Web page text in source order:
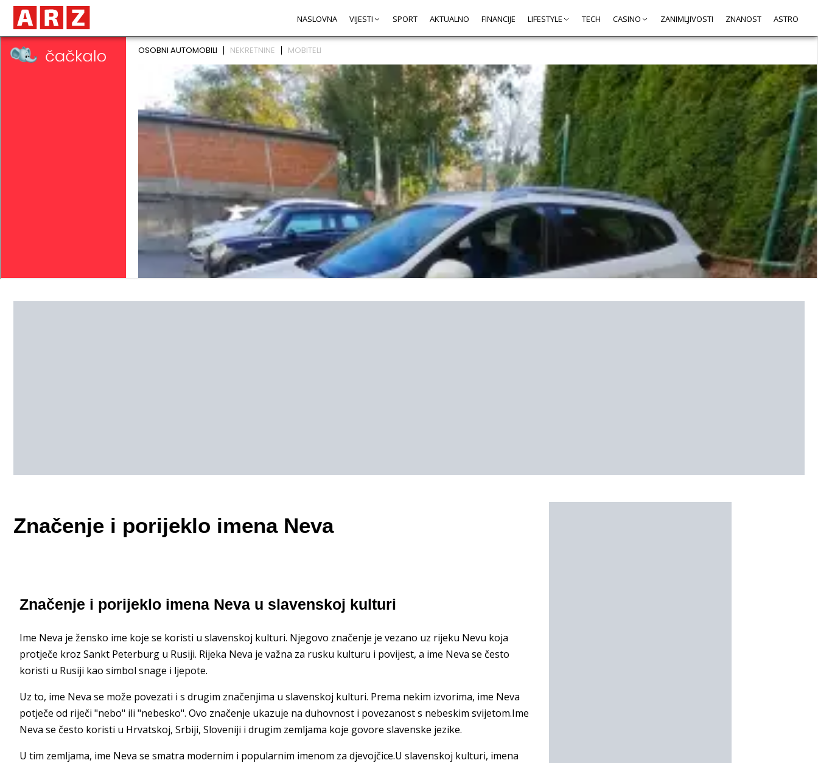
NASLOVNA VIJESTI SPORT AKTUALNO FINANCIJE LIFESTYLE TECH CASINO ZANIMLJIVOSTI ZNANOST ASTRO
Značenje i porijeklo imena Neva
Značenje i porijeklo imena Neva u slavenskoj kulturi
Ime Neva je žensko ime koje se koristi u slavenskoj kulturi. Njegovo značenje je vezano uz rijeku Nevu koja
protječe kroz Sankt Peterburg u Rusiji. Rijeka Neva je važna za rusku kulturu i povijest, a ime Neva se često
koristi u Rusiji kao simbol snage i ljepote.
Uz to, ime Neva se može povezati i s drugim značenjima u slavenskoj kulturi. Prema nekim izvorima, ime Neva
potječe od riječi "nebo" ili "nebesko". Ovo značenje ukazuje na duhovnost i povezanost s nebeskim svijetom.Ime
Neva se često koristi u Hrvatskoj, Srbiji, Sloveniji i drugim zemljama koje govore slavenske jezike.
U tim zemljama, ime Neva se smatra modernim i popularnim imenom za djevojčice.U slavenskoj kulturi, imena